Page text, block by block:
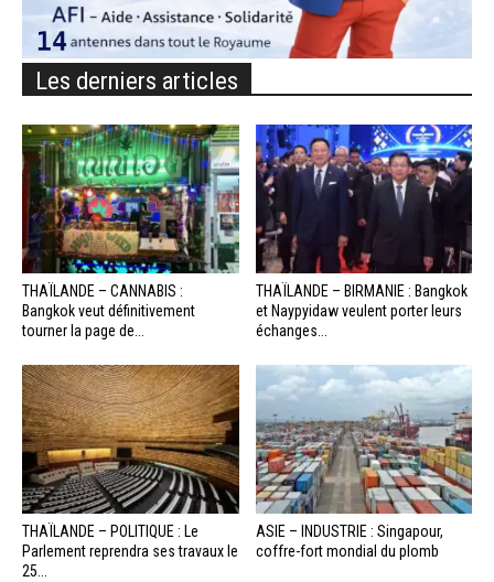
Les derniers articles
THAÏLANDE – CANNABIS :
Bangkok veut définitivement
tourner la page de...
THAÏLANDE – BIRMANIE : Bangkok
et Naypyidaw veulent porter leurs
échanges...
THAÏLANDE – POLITIQUE : Le
Parlement reprendra ses travaux le
25...
ASIE – INDUSTRIE : Singapour,
coffre-fort mondial du plomb